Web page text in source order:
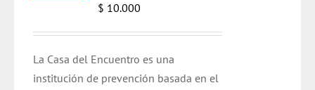
$ 10.000
La Casa del Encuentro es una
institución de prevención basada en el